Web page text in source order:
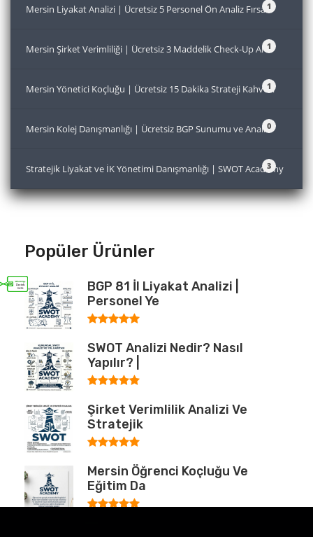
1
Mersin Liyakat Analizi | Ücretsiz 5 Personel Ön Analiz Fırsatı
1
Mersin Şirket Verimliliği | Ücretsiz 3 Maddelik Check-Up Al
1
Mersin Yönetici Koçluğu | Ücretsiz 15 Dakika Strateji Kahvesi
0
Mersin Kolej Danışmanlığı | Ücretsiz BGP Sunumu ve Analiz
3
Stratejik Liyakat ve İK Yönetimi Danışmanlığı | SWOT Academy
Popüler Ürünler
BGP 81 İl Liyakat Analizi |
Personel Ye
SWOT Analizi Nedir? Nasıl
Yapılır? |
Şirket Verimlilik Analizi Ve
Stratejik
Mersin Öğrenci Koçluğu Ve
Eğitim Da